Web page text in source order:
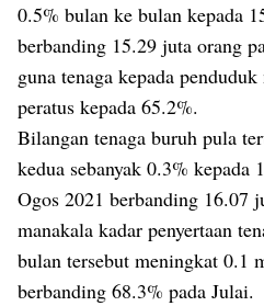
0.5% bulan ke bulan kepada
berbanding 15.29 juta orang
guna tenaga kepada
peratus kepada 65.2%.
Bilangan tenaga buruh pula
kedua sebanyak 0.3% kepada
Ogos 2021 berbanding 16.07
manakala kadar penyertaan
bulan tersebut meningkat 0.1
berbanding 68.3% pada Julai.